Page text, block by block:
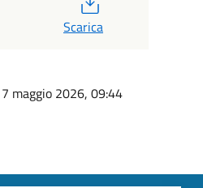
Scarica
7 maggio 2026, 09:44